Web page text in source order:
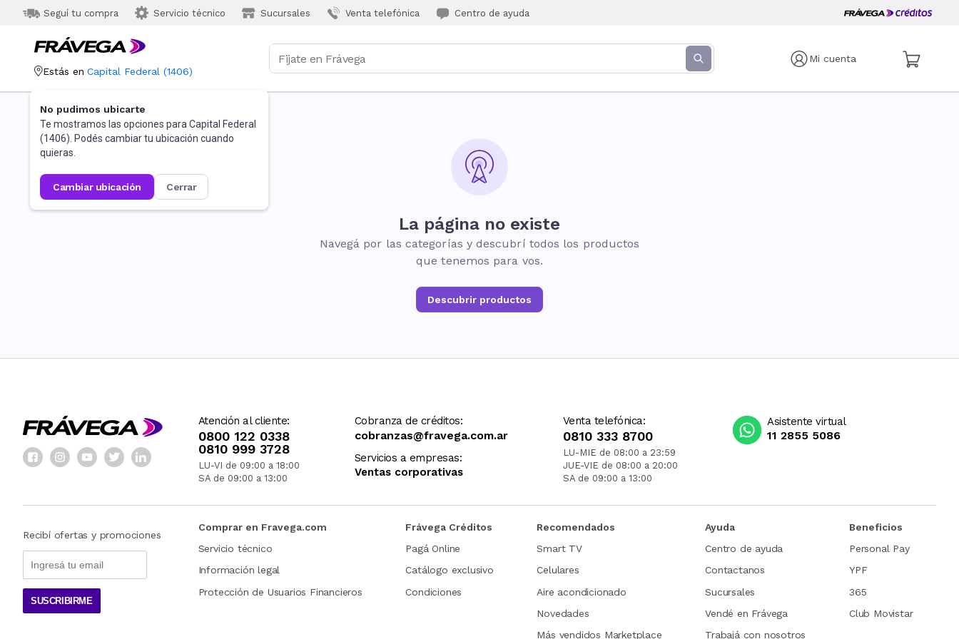
Seguí tu compra Servicio técnico Sucursales Venta telefónica Centro de ayuda
Mi cuenta
Estás en Capital Federal (1406)
No pudimos ubicarte
Te mostramos las opciones para Capital Federal
(1406). Podés cambiar tu ubicación cuando
quieras.
cambiar ubicación cerrar
La página no existe
Navegá por las categorías y descubrí todos los productos
que tenemos para vos.
Descubrir productos
Atención al cliente:
0800 122 0338
0810 999 3728
LU-VI de 09:00 a 18:00
SA de 09:00 a 13:00
Cobranza de créditos:
cobranzas@fravega.com.ar
Servicios a empresas:
Ventas corporativas
Venta telefónica:
0810 333 8700
LU-MIE de 08:00 a 23:59
JUE-VIE de 08:00 a 20:00
SA de 09:00 a 13:00
Asistente virtual
11 2855 5086
Recibí ofertas y promociones
SUSCRIBIRME
Comprar en Fravega.com
Servicio técnico
Información legal
Protección de Usuarios Financieros
Frávega Créditos
Pagá Online
Catálogo exclusivo
Condiciones
Recomendados
Smart TV
Celulares
Aire acondicionado
Novedades
Más vendidos Marketplace
Ayuda
Centro de ayuda
Contactanos
Sucursales
Vendé en Frávega
Trabajá con nosotros
Beneficios
Personal Pay
YPF
365
Club Movistar